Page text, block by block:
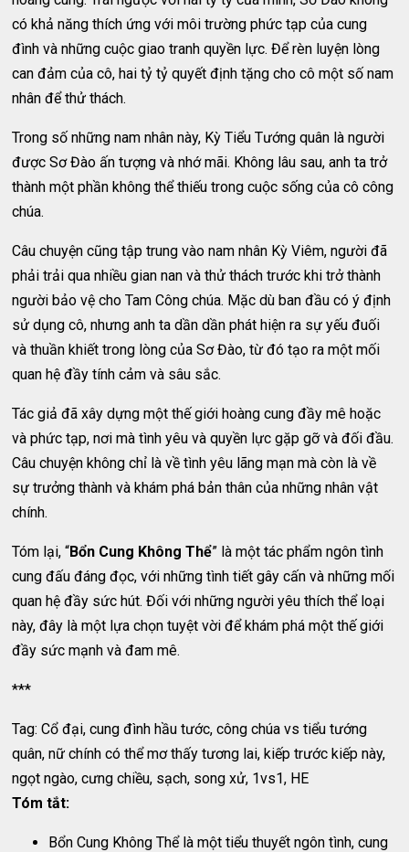
có khả năng thích ứng với môi trường phức tạp của cung
đình và những cuộc giao tranh quyền lực. Để rèn luyện lòng
can đảm của cô, hai tỷ tỷ quyết định tặng cho cô một số nam
nhân để thử thách.
Trong số những nam nhân này, Kỳ Tiểu Tướng quân là người
được Sơ Đào ấn tượng và nhớ mãi. Không lâu sau, anh ta trở
thành một phần không thể thiếu trong cuộc sống của cô công
chúa.
Câu chuyện cũng tập trung vào nam nhân Kỳ Viêm, người đã
phải trải qua nhiều gian nan và thử thách trước khi trở thành
người bảo vệ cho Tam Công chúa. Mặc dù ban đầu có ý định
sử dụng cô, nhưng anh ta dần dần phát hiện ra sự yếu đuối
và thuần khiết trong lòng của Sơ Đào, từ đó tạo ra một mối
quan hệ đầy tính cảm và sâu sắc.
Tác giả đã xây dựng một thế giới hoàng cung đầy mê hoặc
và phức tạp, nơi mà tình yêu và quyền lực gặp gỡ và đối đầu.
Câu chuyện không chỉ là về tình yêu lãng mạn mà còn là về
sự trưởng thành và khám phá bản thân của những nhân vật
chính.
Tóm lại, “Bổn Cung Không Thể” là một tác phẩm ngôn tình
cung đấu đáng đọc, với những tình tiết gây cấn và những mối
quan hệ đầy sức hút. Đối với những người yêu thích thể loại
này, đây là một lựa chọn tuyệt vời để khám phá một thế giới
đầy sức mạnh và đam mê.
***
Tag: Cổ đại, cung đình hầu tước, công chúa vs tiểu tướng
quân, nữ chính có thể mơ thấy tương lai, kiếp trước kiếp này,
ngọt ngào, cưng chiều, sạch, song xử, 1vs1, HE
Tóm tắt:
Bổn Cung Không Thể là một tiểu thuyết ngôn tình, cung